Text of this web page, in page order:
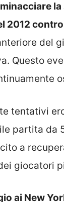
2012
del
Questo
tentativi
partita da
a
giocatori
ai New